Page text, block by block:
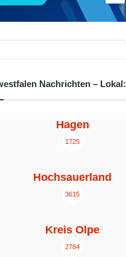
Nachrichten – Lokal:
Hagen
1725
Hochsauerland
3615
Kreis Olpe
2784